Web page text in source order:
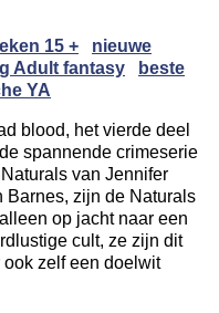
15 +
nieuwe
Adult fantasy
beste
YA
blood, het vierde deel
spannende crimeserie
van Jennifer
Barnes, zijn de Naturals
op jacht naar een
cult, ze zijn dit
ook zelf een doelwit